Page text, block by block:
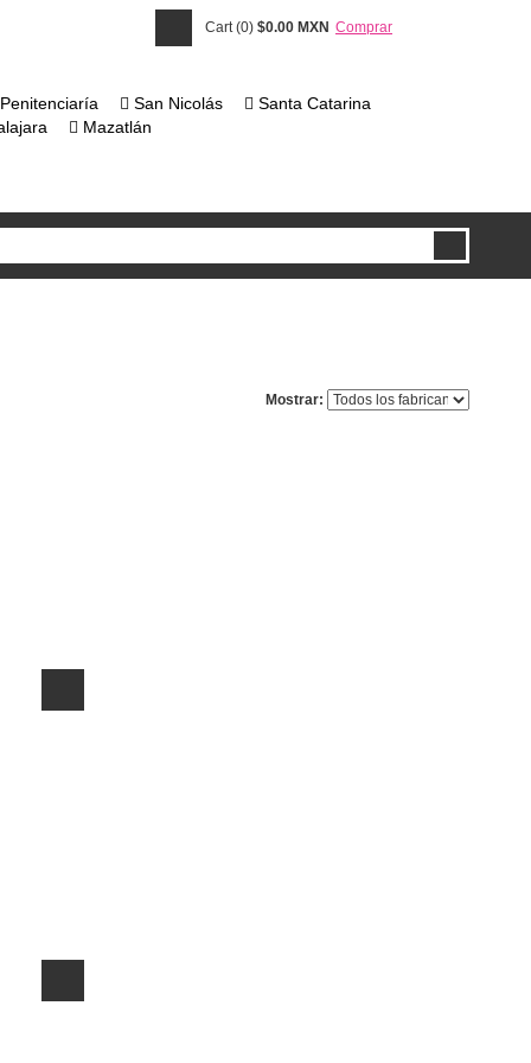
Cart (0) $0.00 MXN Comprar
San Nicolás
Santa Catarina
Mazatlán
Mostrar: